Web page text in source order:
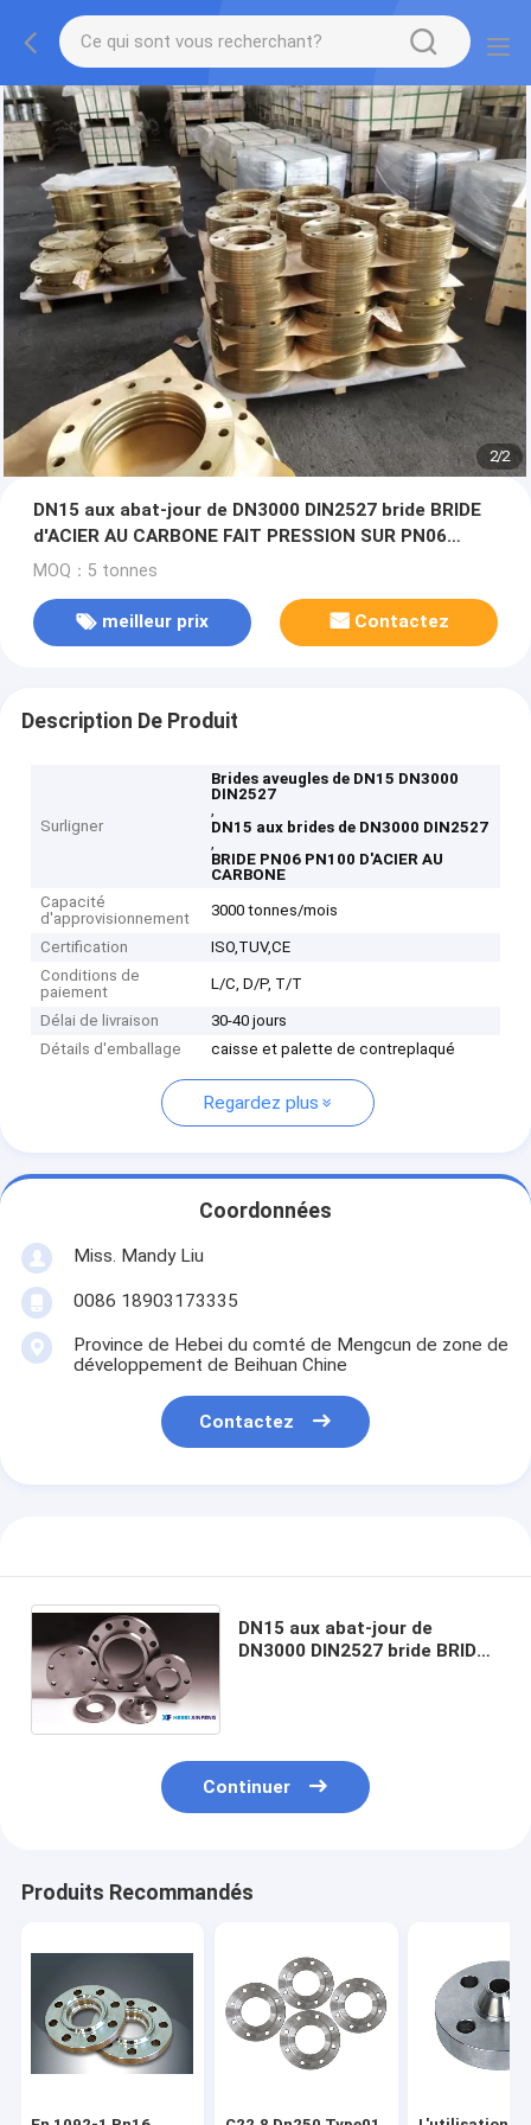
2/2
DN15 aux abat-jour de DN3000 DIN2527 bride BRIDE
d'ACIER AU CARBONE FAIT PRESSION SUR PN06
PN100
MOQ：5 tonnes
meilleur prix Contactez
Description De Produit
Surligner
Brides aveugles de DN15 DN3000
DIN2527
,
DN15 aux brides de DN3000 DIN2527
,
BRIDE PN06 PN100 D'ACIER AU
CARBONE
Capacité
d'approvisionnement
3000 tonnes/mois
Certification
ISO,TUV,CE
Conditions de
paiement
L/C, D/P, T/T
Délai de livraison
30-40 jours
Détails d'emballage
caisse et palette de contreplaqué
Regardez plus
Coordonnées
Miss. Mandy Liu
0086 18903173335
Province de Hebei du comté de Mengcun de zone de
développement de Beihuan Chine
Contactez
DN15 aux abat-jour de
DN3000 DIN2527 bride BRIDE
Continuer
Produits Recommandés